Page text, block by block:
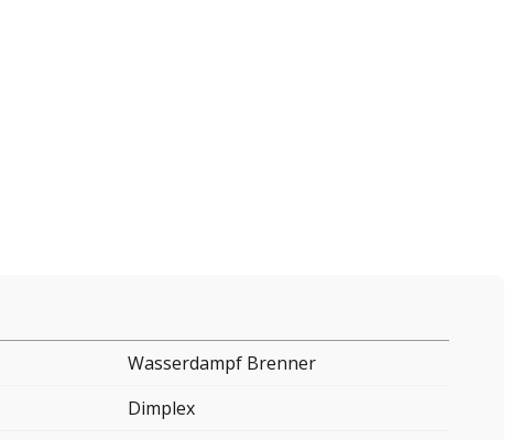
Wasserdampf Brenner
Dimplex